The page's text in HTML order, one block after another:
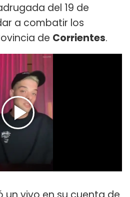
del 19 de
a combatir los
de Corrientes.